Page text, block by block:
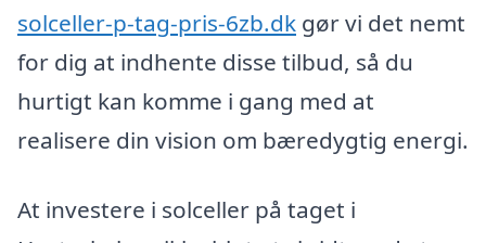
solceller-p-tag-pris-6zb.dk gør vi det nemt
for dig at indhente disse tilbud, så du
hurtigt kan komme i gang med at
realisere din vision om bæredygtig energi.
At investere i solceller på taget i